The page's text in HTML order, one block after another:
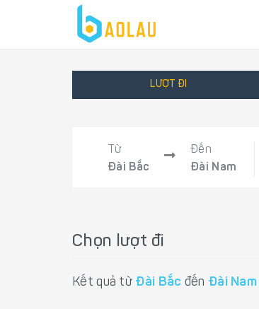
LƯỢT ĐI
Từ
Đài Bắc
Đến
Đài Nam
Chọn lượt đi
Kết quả từ Đài Bắc đến Đài Nam